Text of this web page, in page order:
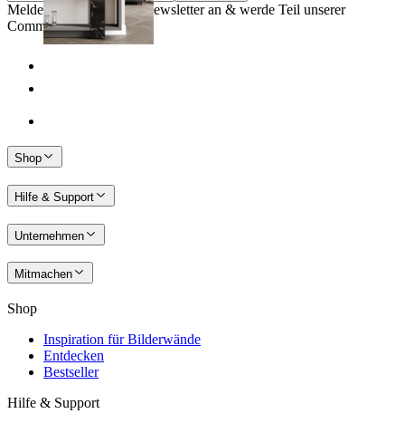
Melde dich für unseren Newsletter an & werde Teil unserer
Community
Shop
Hilfe & Support
Unternehmen
Mitmachen
Shop
Inspiration für Bilderwände
Entdecken
Bestseller
Hilfe & Support